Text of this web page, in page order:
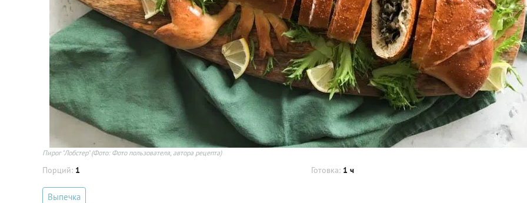
Пирог "Лобстер"(Фото: Фото пользователя, автора рецепта)
Порций: 1 Готовка: 1 ч
Выпечка